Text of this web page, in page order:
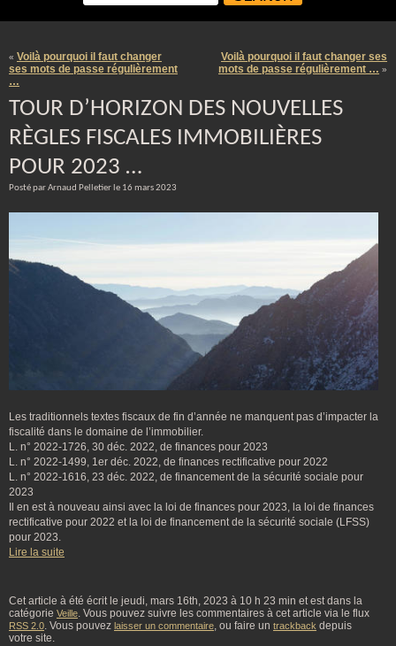
« Voilà pourquoi il faut changer
ses mots de passe régulièrement
…
Voilà pourquoi il faut changer ses
mots de passe régulièrement … »
TOUR D’HORIZON DES NOUVELLES
RÈGLES FISCALES IMMOBILIÈRES
POUR 2023 …
Posté par Arnaud Pelletier le 16 mars 2023
Les traditionnels textes fiscaux de fin d’année ne manquent pas d’impacter la
fiscalité dans le domaine de l’immobilier.
L. n° 2022-1726, 30 déc. 2022, de finances pour 2023
L. n° 2022-1499, 1er déc. 2022, de finances rectificative pour 2022
L. n° 2022-1616, 23 déc. 2022, de financement de la sécurité sociale pour
2023
Il en est à nouveau ainsi avec la loi de finances pour 2023, la loi de finances
rectificative pour 2022 et la loi de financement de la sécurité sociale (LFSS)
pour 2023.
Lire la suite
Cet article à été écrit le jeudi, mars 16th, 2023 à 10 h 23 min et est dans la
catégorie Veille. Vous pouvez suivre les commentaires à cet article via le flux
RSS 2.0. Vous pouvez laisser un commentaire, ou faire un trackback depuis
votre site.